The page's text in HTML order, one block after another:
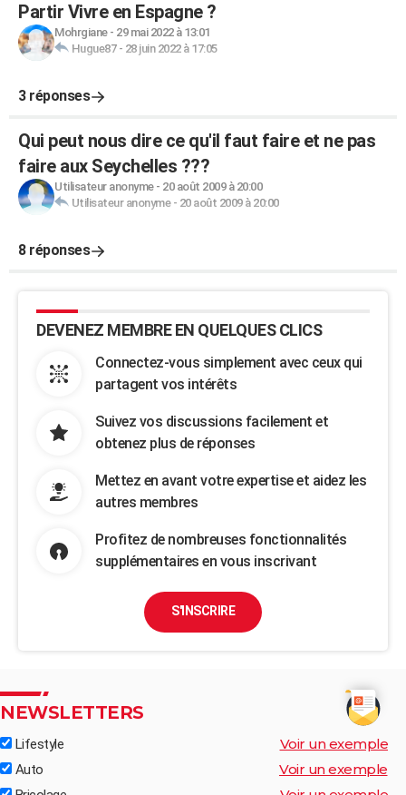
Partir Vivre en Espagne ?
Mohrgiane- 29 mai 2022 à 13:01
Hugue87- 28 juin 2022 à 17:05
3 réponses
Qui peut nous dire ce qu'il faut faire et ne pas
faire aux Seychelles ???
Utilisateur anonyme- 20 août 2009 à 20:00
Utilisateur anonyme- 20 août 2009 à 20:00
8 réponses
DEVENEZ MEMBRE EN QUELQUES CLICS
Connectez-vous simplement avec ceux qui
partagent vos intérêts
Suivez vos discussions facilement et
obtenez plus de réponses
Mettez en avant votre expertise et aidez les
autres membres
Profitez de nombreuses fonctionnalités
supplémentaires en vous inscrivant
S'INSCRIRE
NEWSLETTERS
Lifestyle Voir un exemple
Auto Voir un exemple